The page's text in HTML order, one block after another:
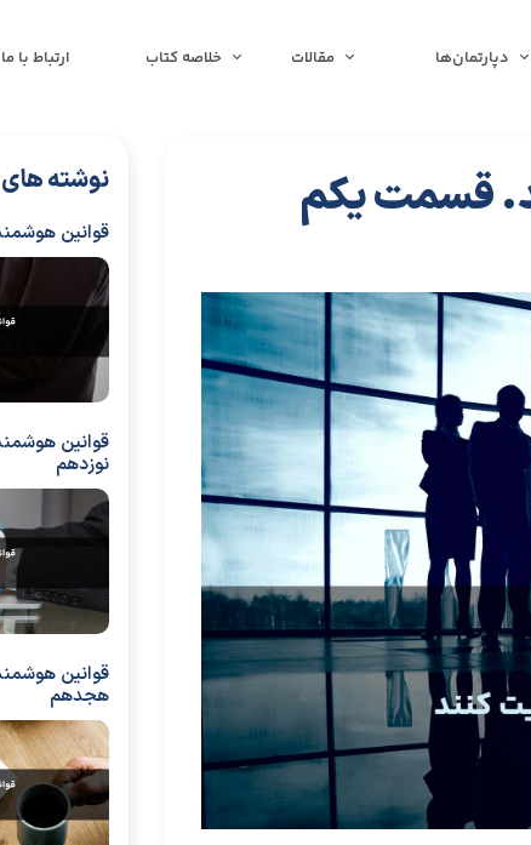
ارتباط با ما خلاصه کتاب مقالات دپارتمان‌ها
قسمت یکم
قوانین
قوانین
نوزدهم
قوانین
هجدهم
نوشته های